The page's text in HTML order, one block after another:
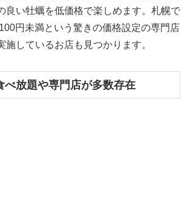
良い牡蠣を低価格で楽しめます。札幌で
円未満という驚きの価格設定の専門店
施しているお店も見つかります。
べ放題や専門店が多数存在